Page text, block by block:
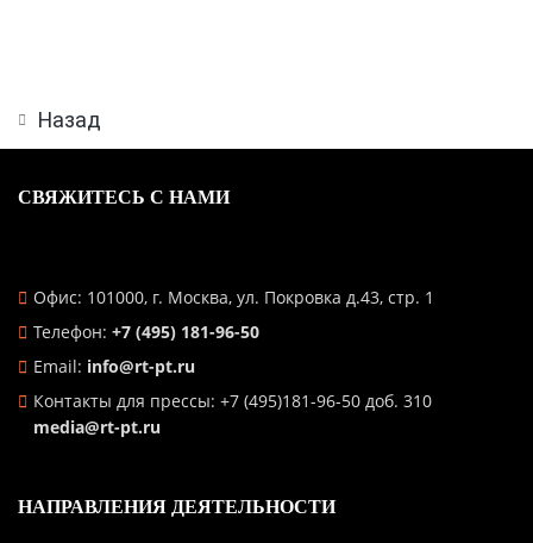
Назад
СВЯЖИТЕСЬ С НАМИ
Офис: 101000, г. Москва, ул. Покровка д.43, стр. 1
Телефон: +7 (495) 181-96-50
Email: info@rt-pt.ru
Контакты для прессы: +7 (495)181-96-50 доб. 310
media@rt-pt.ru
НАПРАВЛЕНИЯ ДЕЯТЕЛЬНОСТИ